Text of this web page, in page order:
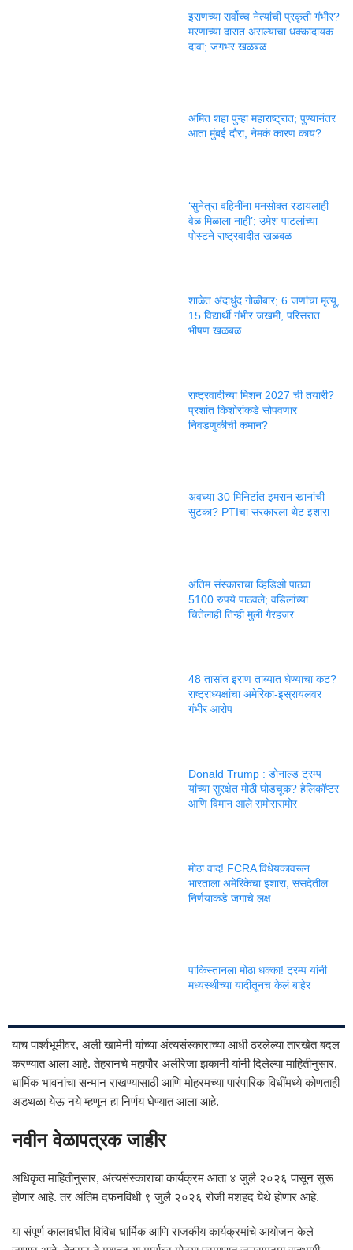
इराणच्या सर्वोच्च नेत्यांची प्रकृती गंभीर?
मरणाच्या दारात असल्याचा धक्कादायक
दावा; जगभर खळबळ
अमित शहा पुन्हा महाराष्ट्रात; पुण्यानंतर
आता मुंबई दौरा, नेमकं कारण काय?
‘सुनेत्रा वहिनींना मनसोक्त रडायलाही
वेळ मिळाला नाही’; उमेश पाटलांच्या
पोस्टने राष्ट्रवादीत खळबळ
शाळेत अंदाधुंद गोळीबार; 6 जणांचा मृत्यू,
15 विद्यार्थी गंभीर जखमी, परिसरात
भीषण खळबळ
राष्ट्रवादीच्या मिशन 2027 ची तयारी?
प्रशांत किशोरांकडे सोपवणार
निवडणुकीची कमान?
अवघ्या 30 मिनिटांत इमरान खानांची
सुटका? PTIचा सरकारला थेट इशारा
अंतिम संस्काराचा व्हिडिओ पाठवा…
5100 रुपये पाठवले; वडिलांच्या
चितेलाही तिन्ही मुली गैरहजर
48 तासांत इराण ताब्यात घेण्याचा कट?
राष्ट्राध्यक्षांचा अमेरिका-इस्रायलवर
गंभीर आरोप
Donald Trump : डोनाल्ड ट्रम्प
यांच्या सुरक्षेत मोठी घोडचूक? हेलिकॉप्टर
आणि विमान आले समोरासमोर
मोठा वाद! FCRA विधेयकावरून
भारताला अमेरिकेचा इशारा; संसदेतील
निर्णयाकडे जगाचे लक्ष
पाकिस्तानला मोठा धक्का! ट्रम्प यांनी
मध्यस्थीच्या यादीतूनच केलं बाहेर
याच पार्श्वभूमीवर, अली खामेनी यांच्या अंत्यसंस्काराच्या आधी ठरलेल्या तारखेत बदल
करण्यात आला आहे. तेहरानचे महापौर अलीरेजा झकानी यांनी दिलेल्या माहितीनुसार,
धार्मिक भावनांचा सन्मान राखण्यासाठी आणि मोहरमच्या पारंपारिक विधींमध्ये कोणताही
अडथळा येऊ नये म्हणून हा निर्णय घेण्यात आला आहे.
नवीन वेळापत्रक जाहीर
अधिकृत माहितीनुसार, अंत्यसंस्काराचा कार्यक्रम आता ४ जुलै २०२६ पासून सुरू
होणार आहे. तर अंतिम दफनविधी ९ जुलै २०२६ रोजी मशहद येथे होणार आहे.
या संपूर्ण कालावधीत विविध धार्मिक आणि राजकीय कार्यक्रमांचे आयोजन केले